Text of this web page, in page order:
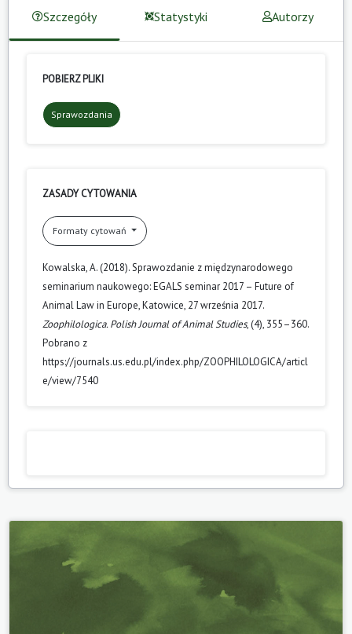
Szczegóły Statystyki Autorzy
POBIERZ PLIKI
Sprawozdania
ZASADY CYTOWANIA
Formaty cytowań
Kowalska, A. (2018). Sprawozdanie z międzynarodowego
seminarium naukowego: EGALS seminar 2017 – Future of
Animal Law in Europe, Katowice, 27 września 2017.
Zoophilologica. Polish Journal of Animal Studies, (4), 355–360.
Pobrano z
https://journals.us.edu.pl/index.php/ZOOPHILOLOGICA/articl
e/view/7540